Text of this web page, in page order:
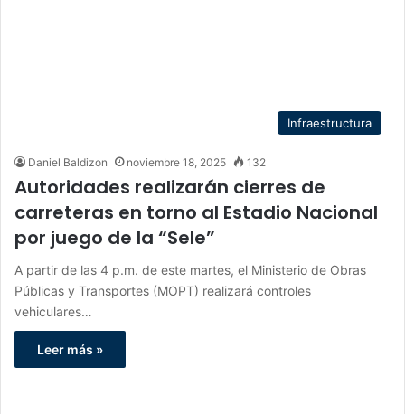
Infraestructura
Daniel Baldizon noviembre 18, 2025 132
Autoridades realizarán cierres de
carreteras en torno al Estadio Nacional
por juego de la “Sele”
A partir de las 4 p.m. de este martes, el Ministerio de Obras
Públicas y Transportes (MOPT) realizará controles
vehiculares…
Leer más »